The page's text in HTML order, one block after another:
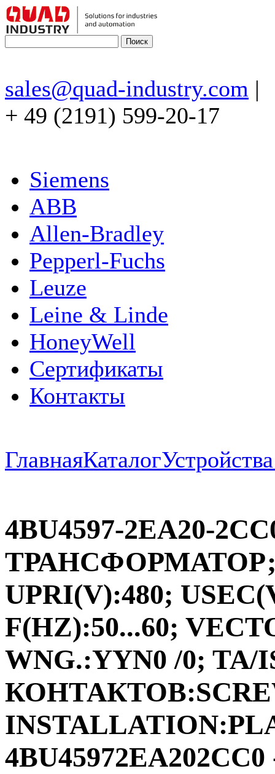
sales@quad-industry.com |
+ 49 (2191) 599-20-17
Siemens
ABB
Allen-Bradley
Pepperl-Fuchs
Leuze
Leine & Linde
HoneyWell
Сертификаты
Контакты
ГлавнаяКаталог
4BU4597-2EA20-
UPRI(V):480;
F(HZ):50...60;
WNG.:YYN0 /0;